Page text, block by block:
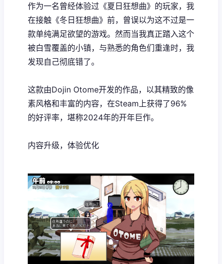
作为一名曾经体验过《夏日狂想曲》的玩家，我
在接触《冬日狂想曲》前，曾误以为这不过是一
款​​单纯满足欲望的游戏​​。然而当我真正踏入这个
被白雪覆盖的小镇，与熟悉的角色们重逢时，我
发现自己彻底错了。
这款由Dojin Otome开发的作品，以其精致的像
素风格和丰富的内容，在Steam上获得了​​96%
的好评率​​，堪称2024年的开年巨作。
内容升级，体验优化